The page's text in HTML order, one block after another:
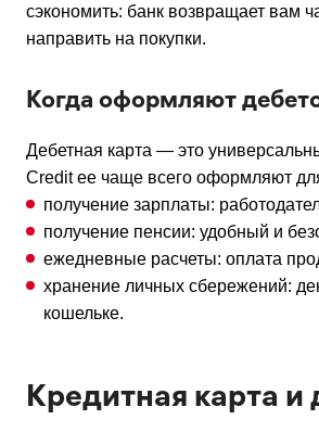
сэкономить: банк возвращает вам
направить на покупки.
Когда оформляют
Дебетная карта — это
Credit ее чаще всего оформляют
получение зарплаты:
получение пенсии: удобный и
ежедневные расчеты: оплата
хранение личных сбережений:
кошельке.
Кредитная карта